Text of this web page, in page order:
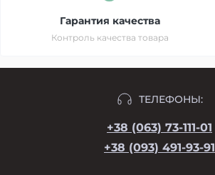
Гарантия качества
Контроль качества товара
ТЕЛЕФОНЫ:
+38 (063) 73-111-01
+38 (093) 491-93-91